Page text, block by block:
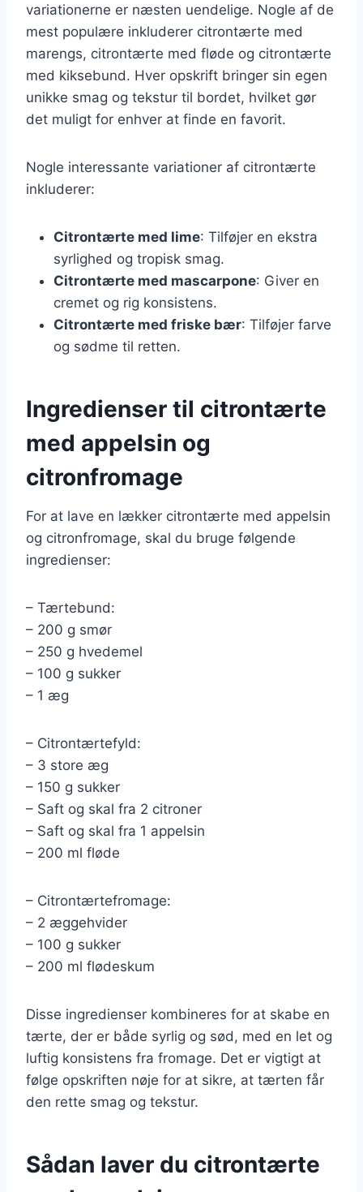
variationerne er næsten uendelige. Nogle af de
mest populære inkluderer citrontærte med
marengs, citrontærte med fløde og citrontærte
med kiksebund. Hver opskrift bringer sin egen
unikke smag og tekstur til bordet, hvilket gør
det muligt for enhver at finde en favorit.
Nogle interessante variationer af citrontærte
inkluderer:
Citrontærte med lime: Tilføjer en ekstra
syrlighed og tropisk smag.
Citrontærte med mascarpone: Giver en
cremet og rig konsistens.
Citrontærte med friske bær: Tilføjer farve
og sødme til retten.
Ingredienser til citrontærte
med appelsin og
citronfromage
For at lave en lækker citrontærte med appelsin
og citronfromage, skal du bruge følgende
ingredienser:
– Tærtebund:
– 200 g smør
– 250 g hvedemel
– 100 g sukker
– 1 æg
– Citrontærtefyld:
– 3 store æg
– 150 g sukker
– Saft og skal fra 2 citroner
– Saft og skal fra 1 appelsin
– 200 ml fløde
– Citrontærtefromage:
– 2 æggehvider
– 100 g sukker
– 200 ml flødeskum
Disse ingredienser kombineres for at skabe en
tærte, der er både syrlig og sød, med en let og
luftig konsistens fra fromage. Det er vigtigt at
følge opskriften nøje for at sikre, at tærten får
den rette smag og tekstur.
Sådan laver du citrontærte